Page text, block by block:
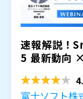
：2025年7月4日
ェビナー
ンで簡単にご
ウェビナー参
開始時刻までに
：
・Snowflakeの良
ツールに興味
Snowflakeと
データ活用をご紹
nowflakeの強み
ト、さらには最新
ても詳しく解説し
Snowflakeを知り
maの良さ、 そし
速報解説！
5 最新動向
富士ソフト株